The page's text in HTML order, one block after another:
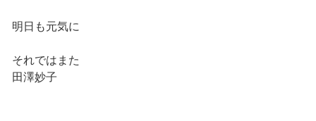
明日も元気に
それではまた
田澤妙子